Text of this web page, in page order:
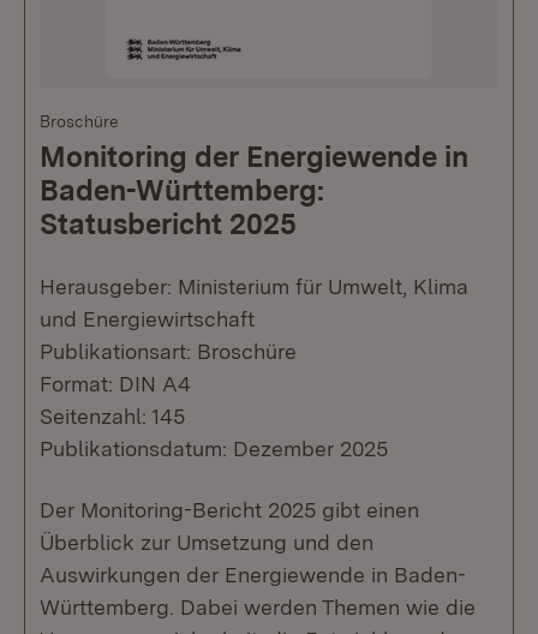
Broschüre
Monitoring der Energiewende in
Baden-Württemberg:
Statusbericht 2025
Herausgeber: Ministerium für Umwelt, Klima
und Energiewirtschaft
Publikationsart: Broschüre
Format: DIN A4
Seitenzahl: 145
Publikationsdatum: Dezember 2025
Der Monitoring-Bericht 2025 gibt einen
Überblick zur Umsetzung und den
Auswirkungen der Energiewende in Baden-
Württemberg. Dabei werden Themen wie die